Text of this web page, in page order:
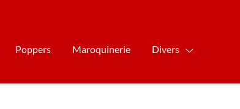
Poppers Maroquinerie Divers